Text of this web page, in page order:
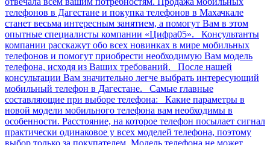
телефонов в Дагестане и покупка телефонов в Махачкале
станет весьма интересным занятием, а помогут Вам в этом
опытные специалисты компании «Цифра05». Консультанты
компании расскажут обо всех новинках в мире мобильных
телефонов и помогут приобрести необходимую Вам модель
телефона, исходя из Ваших требований. После нашей
консультации Вам значительно легче выбрать интересующий
мобильный телефон в Дагестане. Самые главные
составляющие при выборе телефона: Какие параметры в
новой модели мобильного телефона вам необходимы в
особенности. Расстояние, на которое телефон посылает сигнал
практически одинаковое у всех моделей телефона, поэтому
выбор только за покупателем. Модель телефона не может